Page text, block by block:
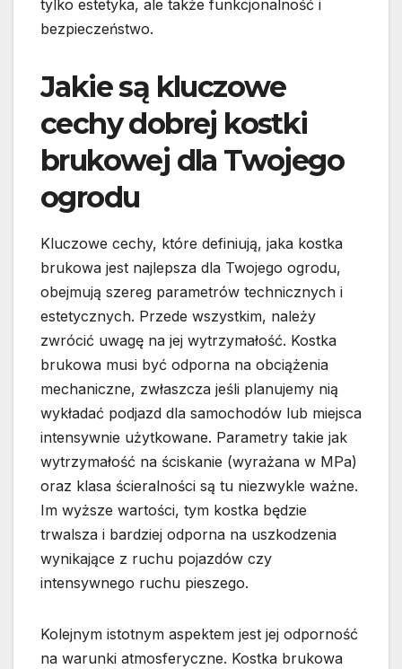
tylko estetyka, ale także funkcjonalność i
bezpieczeństwo.
Jakie są kluczowe
cechy dobrej kostki
brukowej dla Twojego
ogrodu
Kluczowe cechy, które definiują, jaka kostka
brukowa jest najlepsza dla Twojego ogrodu,
obejmują szereg parametrów technicznych i
estetycznych. Przede wszystkim, należy
zwrócić uwagę na jej wytrzymałość. Kostka
brukowa musi być odporna na obciążenia
mechaniczne, zwłaszcza jeśli planujemy nią
wykładać podjazd dla samochodów lub miejsca
intensywnie użytkowane. Parametry takie jak
wytrzymałość na ściskanie (wyrażana w MPa)
oraz klasa ścieralności są tu niezwykle ważne.
Im wyższe wartości, tym kostka będzie
trwalsza i bardziej odporna na uszkodzenia
wynikające z ruchu pojazdów czy
intensywnego ruchu pieszego.
Kolejnym istotnym aspektem jest jej odporność
na warunki atmosferyczne. Kostka brukowa